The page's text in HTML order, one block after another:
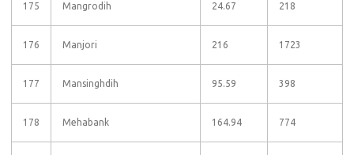
175 Mangrodih 24.67 218
176 Manjori 216 1723
177 Mansinghdih 95.59 398
178 Mehabank 164.94 774